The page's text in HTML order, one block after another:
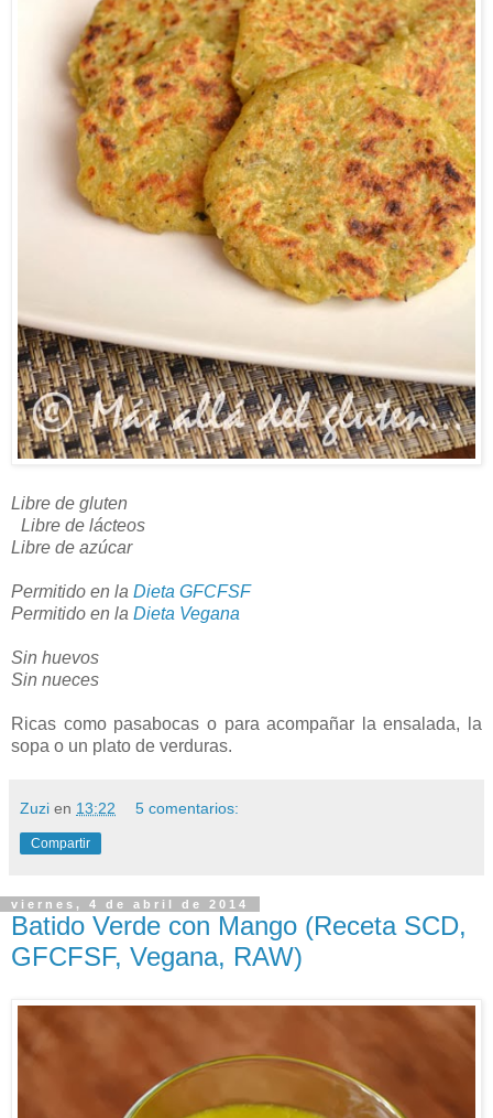
Libre de gluten
Libre de lácteos
Libre de azúcar
Permitido en la Dieta GFCFSF
Permitido en la Dieta Vegana
Sin huevos
Sin nueces
Ricas como pasabocas o para acompañar la ensalada, la
sopa o un plato de verduras.
Zuzi en 13:22 5 comentarios:
Compartir
viernes, 4 de abril de 2014
Batido Verde con Mango (Receta SCD,
GFCFSF, Vegana, RAW)